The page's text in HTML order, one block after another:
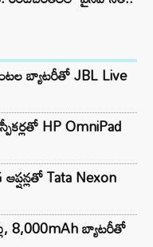
బ్యాటరీతో JBL Live
HP OmniPad
Tata Nexon
8,000mAh బ్యాటరీతో